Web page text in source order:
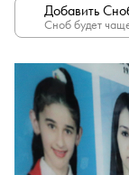
Добавить
Сноб будет